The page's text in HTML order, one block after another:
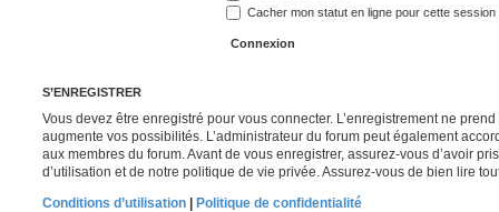
Cacher mon statut en ligne pour cette session
S’ENREGISTRER
Vous devez être enregistré pour vous connecter. L’enregistrement ne
augmente vos possibilités. L’administrateur du forum peut également
aux membres du forum. Avant de vous enregistrer, assurez-vous d’avoir
d’utilisation et de notre politique de vie privée. Assurez-vous de bien lire
Conditions d’utilisation | Politique de confidentialité